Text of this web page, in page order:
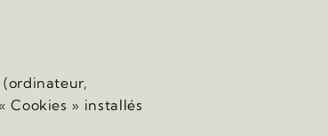
Cookies » installés